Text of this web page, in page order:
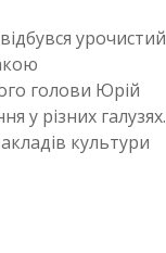
урочистий
голови Юрій
у різних галузях.
культури